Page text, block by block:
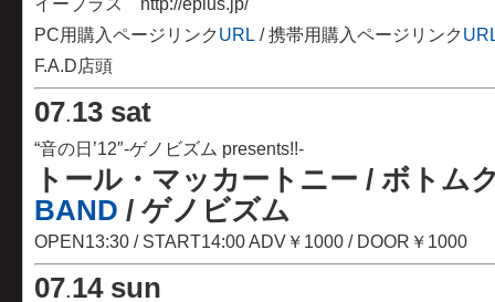
PC用購入ページリンク URL / 携帯用購入ページリンク
F.A.D店頭
07.13 sat
“音の日’12″-ゲノビズム presents!!-
トール・マッカートニー / ボトム
BAND / ゲノビズム
OPEN13:30 / START14:00 ADV￥1000 / DOOR￥1000
07.14 sun